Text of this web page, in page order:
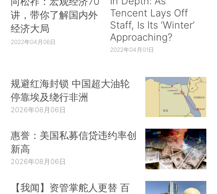
讲，带你了解国内外
经济大局
2022年04月06日
Tencent Lays Off
Staff, Is Its ‘Winter’
Approaching?
2022年04月01日
规避红海封锁 中国超大油轮
停靠埃及绕行非洲
2026年08月06日
惠誉：美国私募信贷违约率创
新高
2026年08月06日
【我闻】资管掌舵人更替 百